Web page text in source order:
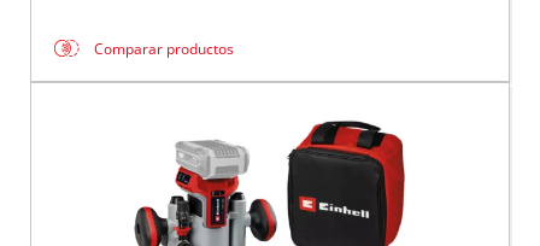
Comparar productos